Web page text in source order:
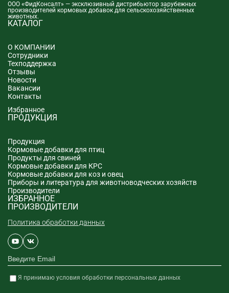
ООО «ФидКонсалт» — эксклюзивный дистрибьютор зарубежных
производителей кормовых добавок для сельскохозяйственных
животных.
КАТАЛОГ
О КОМПАНИИ
Сотрудники
Техподдержка
Отзывы
Новости
Вакансии
Контакты
Избранное
ПРОДУКЦИЯ
Продукция
Кормовые добавки для птиц
Продукты для свиней
Кормовые добавки для КРС
Кормовые добавки для коз и овец
Приборы и литература для животноводческих хозяйств
Производители
ИЗБРАННОЕ
ПРОИЗВОДИТЕЛИ
Политика обработки данных
Я принимаю условия обработки персональных данных